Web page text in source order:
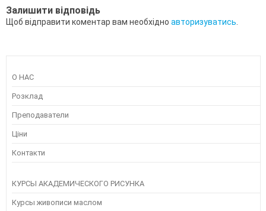
Залишити відповідь
Щоб відправити коментар вам необхідно авторизуватись
О НАС
Розклад
Преподаватели
Ціни
Контакти
КУРСЫ АКАДЕМИЧЕСКОГО РИСУНКА
Курсы живописи маслом